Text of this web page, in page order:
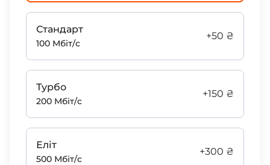
Стандарт
100 Мбіт/с
+50 ₴
Турбо
200 Мбіт/с
+150 ₴
Еліт
500 Мбіт/с
+300 ₴